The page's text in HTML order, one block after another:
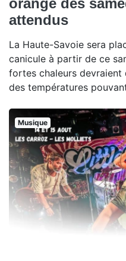
orange dès
attendus
La Haute-Savoie sera
canicule à partir de ce
fortes chaleurs devraient
des températures
Musique